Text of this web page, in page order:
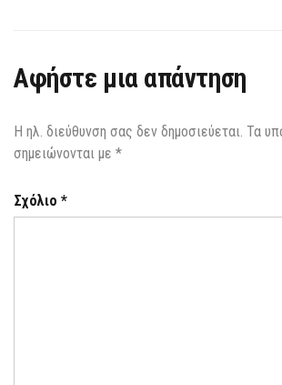
Αφήστε μια απάντηση
Η ηλ. διεύθυνση σας δεν δημοσιεύεται. Τα
σημειώνονται με *
Σχόλιο *